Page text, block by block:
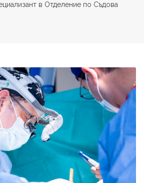
в Отделение по Съдова